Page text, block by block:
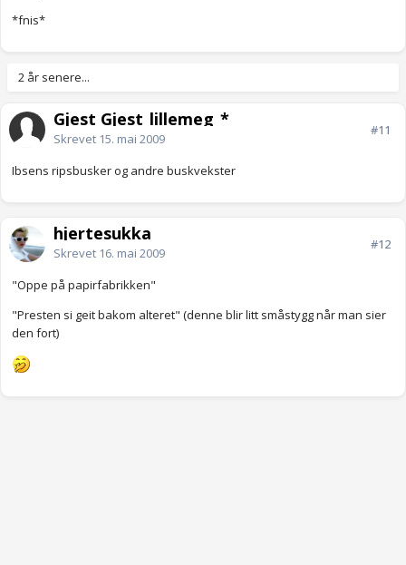
*fnis*
2 år senere...
Gjest Gjest_lillemeg_*
Skrevet 15. mai 2009
#11
Ibsens ripsbusker og andre buskvekster
hjertesukka
Skrevet 16. mai 2009
#12
"Oppe på papirfabrikken"
"Presten si geit bakom alteret" (denne blir litt småstygg når man sier
den fort)